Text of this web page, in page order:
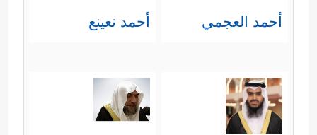
الجَنَّة لغوًا؛ فليس هناك إلَّا ما
﴿وَأَكۡوَابࣱ مَّوۡضُوعَةࣱ﴾
أي: مهيّأة لهم
وفيها ما يشتَهون من شرابهم.
أحمد العجمي أحمد نعينع